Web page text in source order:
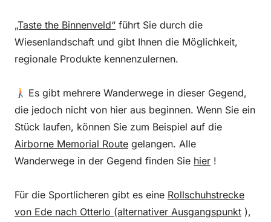
„Taste the Binnenveld“ führt Sie durch die
Wiesenlandschaft und gibt Ihnen die Möglichkeit,
regionale Produkte kennenzulernen.
Es gibt mehrere Wanderwege in dieser Gegend,
die jedoch nicht von hier aus beginnen. Wenn Sie ein
Stück laufen, können Sie zum Beispiel auf die
Airborne Memorial Route gelangen. Alle
Wanderwege in der Gegend finden Sie hier !
Für die Sportlicheren gibt es eine Rollschuhstrecke
von Ede nach Otterlo (alternativer Ausgangspunkt ),